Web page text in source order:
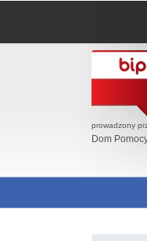
prowadzony
Dom